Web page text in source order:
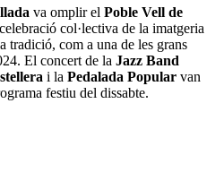
va omplir el Poble Vell de
col·lectiva de la imatgeria
tradició, com a una de les grans
El concert de la Jazz Band
i la Pedalada Popular van
festiu del dissabte.